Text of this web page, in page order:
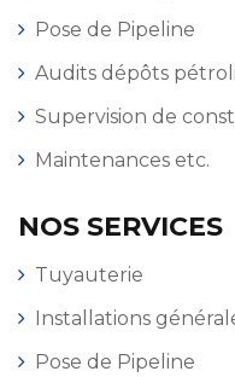
Pose de Pipeline
Audits dépôts
Supervision de
Maintenances etc.
NOS SERVICES
Tuyauterie
Installations
Pose de Pipeline